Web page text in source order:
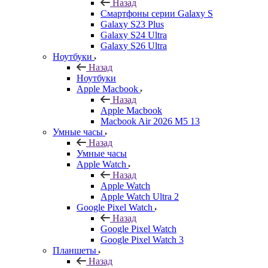
Назад
Смартфоны серии Galaxy S
Galaxy S23 Plus
Galaxy S24 Ultra
Galaxy S26 Ultra
Ноутбуки
Назад
Ноутбуки
Apple Macbook
Назад
Apple Macbook
Macbook Air 2026 M5 13
Умные часы
Назад
Умные часы
Apple Watch
Назад
Apple Watch
Apple Watch Ultra 2
Google Pixel Watch
Назад
Google Pixel Watch
Google Pixel Watch 3
Планшеты
Назад